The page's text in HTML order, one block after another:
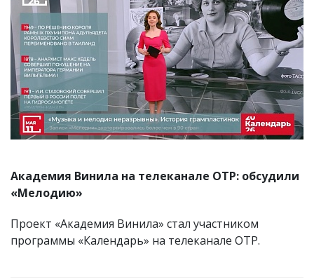
Академия Винила на телеканале ОТР: обсудили
«Мелодию»
Проект «Академия Винила» стал участником
программы «Календарь» на телеканале ОТР.